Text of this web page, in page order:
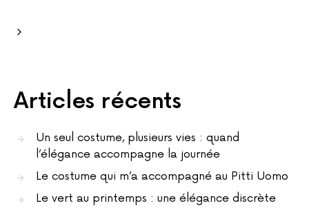
Articles récents
Un seul costume, plusieurs vies : quand
l’élégance accompagne la journée
Le costume qui m’a accompagné au Pitti Uomo
Le vert au printemps : une élégance discrète